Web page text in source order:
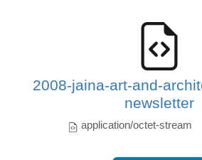
2008-jaina-art-and-
newsletter
application/octet-stream